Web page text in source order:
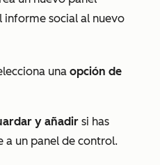
informe social al nuevo
una opción de
y añadir si has
a un panel de control.